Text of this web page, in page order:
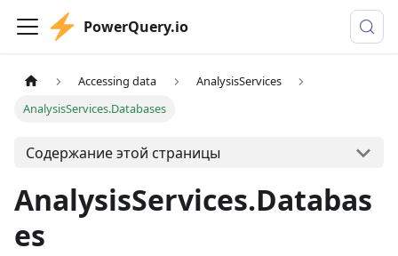
PowerQuery.io
Accessing data
AnalysisServices
AnalysisServices.Databases
Содержание этой страницы
AnalysisServices.Databas
es